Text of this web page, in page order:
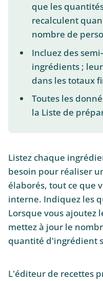
que les
recalculent
nombre de
Incluez des
ingrédients ;
dans les totaux
Toutes les
la Liste de
Listez chaque
besoin pour réaliser
élaborés, tout ce que
interne. Indiquez les
Lorsque vous ajoutez
mettez à jour le
quantité d'ingrédient
L'éditeur de recettes